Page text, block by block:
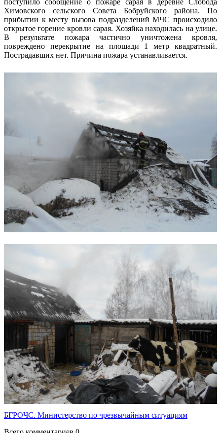
поступило сообщение о пожаре сарая в деревне Слобода
Химовского сельского Совета Бобруйского района. По
прибытии к месту вызова подразделений МЧС происходило
открытое горение кровли сарая. Хозяйка находилась на улице.
В результате пожара частично уничтожена кровля,
повреждено перекрытие на площади 1 метр квадратный.
Пострадавших нет. Причина пожара устанавливается.
БГРОЧС. Министерство по чрезвычайным ситуациям